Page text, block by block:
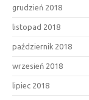
grudzień 2018
listopad 2018
październik 2018
wrzesień 2018
lipiec 2018